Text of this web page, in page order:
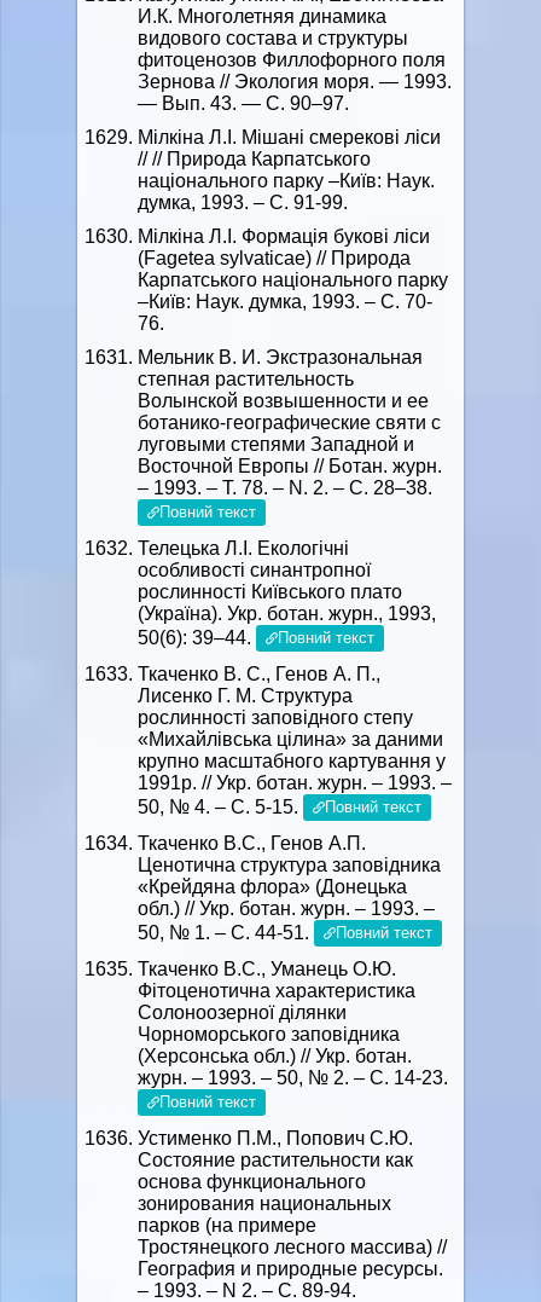
И.К. Многолетняя динамика
видового состава и структуры
фитоценозов Филлофорного поля
Зернова // Экология моря. — 1993.
— Вып. 43. — С. 90–97.
Мілкіна Л.І. Мішані смерекові ліси
// // Природа Карпатського
національного парку –Київ: Наук.
думка, 1993. – С. 91-99.
Мілкіна Л.І. Формація букові ліси
(Fagetea sylvaticae) // Природа
Карпатського національного парку
–Київ: Наук. думка, 1993. – С. 70-
76.
Мельник В. И. Экстразональная
степная растительность
Волынской возвышенности и ее
ботанико-географические святи с
луговыми степями Западной и
Восточной Европы // Ботан. журн.
– 1993. – Т. 78. – N. 2. – С. 28–38.
Повний текст
Телецька Л.І. Екологічні
особливості синантропної
рослинності Київського плато
(Україна). Укр. ботан. журн., 1993,
50(6): 39–44.
Повний текст
Ткаченко В. С., Генов А. П.,
Лисенко Г. М. Структура
рослинності заповідного степу
«Михайлівська цілина» за даними
крупно масштабного картування у
1991р. // Укр. ботан. журн. – 1993. –
50, № 4. – С. 5-15.
Повний текст
Ткаченко В.С., Генов А.П.
Ценотична структура заповідника
«Крейдяна флора» (Донецька
обл.) // Укр. ботан. журн. – 1993. –
50, № 1. – С. 44-51.
Повний текст
Ткаченко В.С., Уманець О.Ю.
Фітоценотична характеристика
Солоноозерної ділянки
Чорноморського заповідника
(Херсонська обл.) // Укр. ботан.
журн. – 1993. – 50, № 2. – С. 14-23.
Повний текст
Устименко П.М., Попович С.Ю.
Состояние растительности как
основа функционального
зонирования национальных
парков (на примере
Тростянецкого лесного массива) //
География и природные ресурсы.
– 1993. – N 2. – C. 89-94.